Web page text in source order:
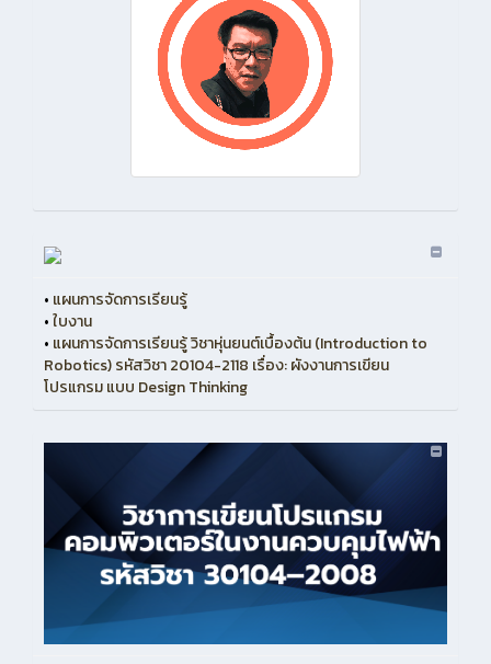
• แผนการจัดการเรียนรู้
•ใบงาน
• แผนการจัดการเรียนรู้ วิชาหุ่นยนต์เบื้องต้น (Introduction to
Robotics) รหัสวิชา 20104-2118 เรื่อง: ผังงานการเขียน
โปรแกรม แบบ Design Thinking